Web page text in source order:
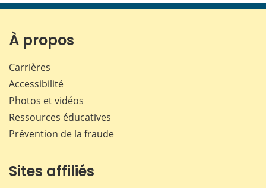
page page page page
À propos
Carrières
Accessibilité
Photos et vidéos
Ressources éducatives
Prévention de la fraude
Sites affiliés